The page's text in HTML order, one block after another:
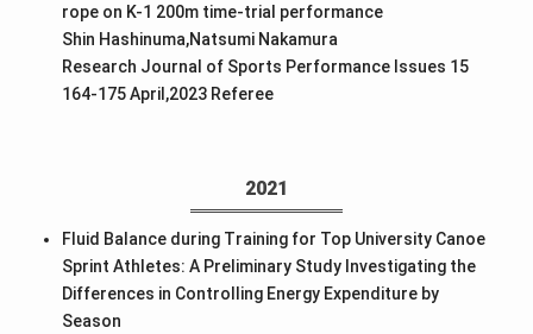
rope on K-1 200m time-trial performance
Shin Hashinuma,Natsumi Nakamura
Research Journal of Sports Performance Issues 15
164-175 April,2023 Referee
2021
Fluid Balance during Training for Top University Canoe
Sprint Athletes: A Preliminary Study Investigating the
Differences in Controlling Energy Expenditure by
Season